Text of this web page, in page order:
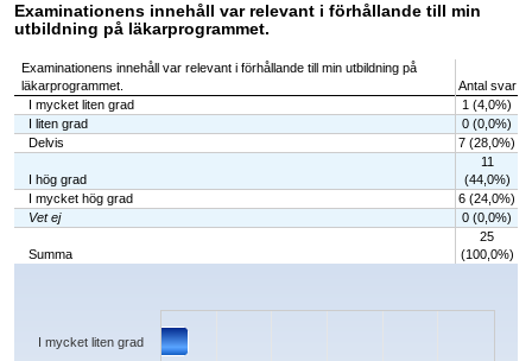
Examinationens innehåll var relevant i förhållande till min
utbildning på läkarprogrammet.
Examinationens innehåll var relevant i förhållande till min utbildning på
läkarprogrammet.
Antal svar
I mycket liten grad
1 (4,0%)
I liten grad
0 (0,0%)
Delvis
7 (28,0%)
I hög grad
11
(44,0%)
I mycket hög grad
6 (24,0%)
Vet ej
0 (0,0%)
Summa
25
(100,0%)
Chart
The chart has 1 X axis displaying categories.
The chart has 1 Y axis displaying values. Data ranges from 0 to 11.
I mycket liten grad